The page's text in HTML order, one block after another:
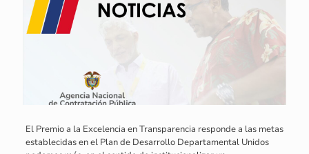
El Premio a la Excelencia en Transparencia responde a las metas
establecidas en el Plan de Desarrollo Departamental Unidos